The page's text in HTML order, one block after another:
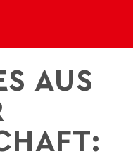
AUS